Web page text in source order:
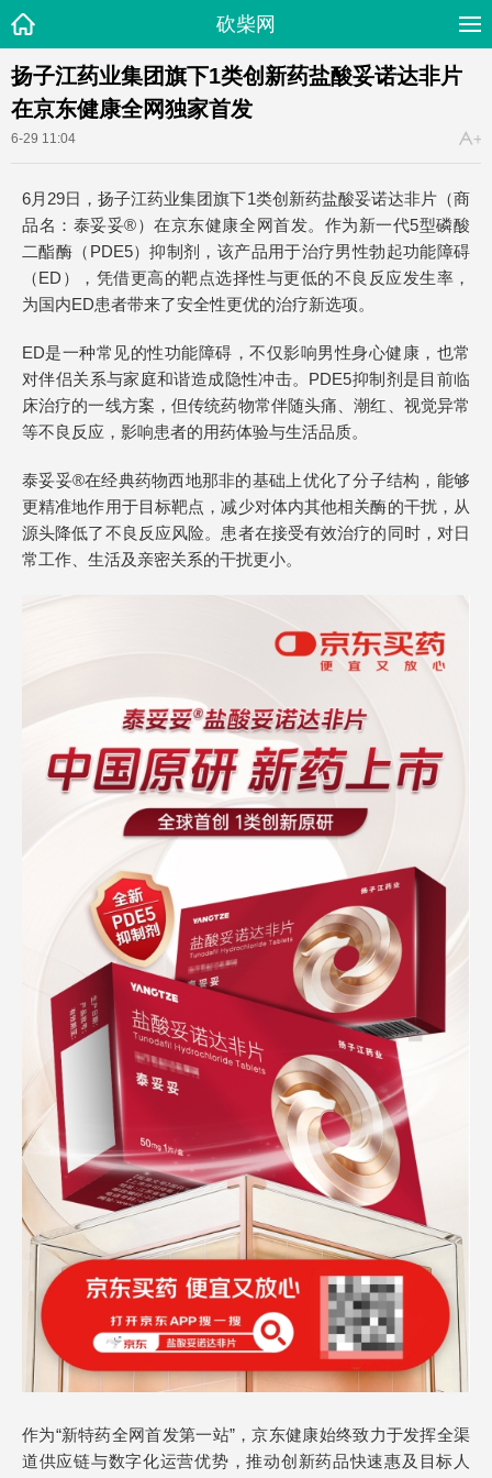
砍柴网
扬子江药业集团旗下1类创新药盐酸妥诺达非片
在京东健康全网独家首发
6-29 11:04
6月29日，扬子江药业集团旗下1类创新药盐酸妥诺达非片（商
品名：泰妥妥®）在京东健康全网首发。作为新一代5型磷酸
二酯酶（PDE5）抑制剂，该产品用于治疗男性勃起功能障碍
（ED），凭借更高的靶点选择性与更低的不良反应发生率，
为国内ED患者带来了安全性更优的治疗新选项。
ED是一种常见的性功能障碍，不仅影响男性身心健康，也常
对伴侣关系与家庭和谐造成隐性冲击。PDE5抑制剂是目前临
床治疗的一线方案，但传统药物常伴随头痛、潮红、视觉异常
等不良反应，影响患者的用药体验与生活品质。
泰妥妥®在经典药物西地那非的基础上优化了分子结构，能够
更精准地作用于目标靶点，减少对体内其他相关酶的干扰，从
源头降低了不良反应风险。患者在接受有效治疗的同时，对日
常工作、生活及亲密关系的干扰更小。
作为“新特药全网首发第一站”，京东健康始终致力于发挥全渠
道供应链与数字化运营优势，推动创新药品快速惠及目标人